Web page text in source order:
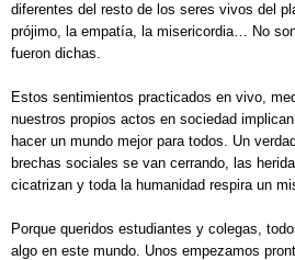
diferentes del resto de los seres vivos del
prójimo, la empatía, la misericordia… No
fueron dichas.
Estos sentimientos practicados en vivo,
nuestros propios actos en sociedad
hacer un mundo mejor para todos. Un
brechas sociales se van cerrando, las
cicatrizan y toda la humanidad respira un
Porque queridos estudiantes y colegas,
algo en este mundo. Unos empezamos